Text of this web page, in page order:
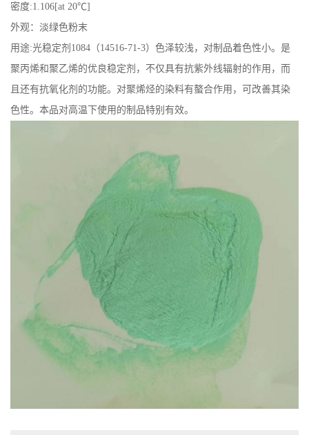
密度:1.106[at 20℃]
外观：淡绿色粉末
用途:光稳定剂1084（14516-71-3）色泽较浅，对制品着色性小。是
聚丙烯和聚乙烯的优良稳定剂，不仅具有抗紫外线辐射的作用，而
且还有抗氧化剂的功能。对聚烯烃的染料有螯合作用，可改善其染
色性。本品对高温下使用的制品特别有效。